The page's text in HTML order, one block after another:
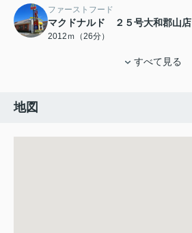
ファーストフード
マクドナルド ２５号大和郡山店
2012ｍ（26分）
すべて見る
地図